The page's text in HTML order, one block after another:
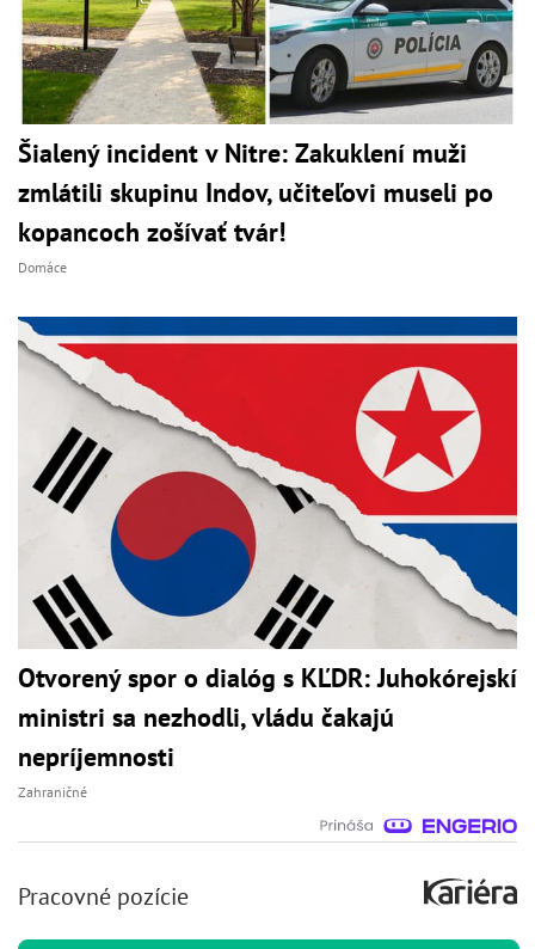
Šialený incident v Nitre: Zakuklení muži
zmlátili skupinu Indov, učiteľovi museli po
kopancoch zošívať tvár!
Domáce
Otvorený spor o dialóg s KĽDR: Juhokórejskí
ministri sa nezhodli, vládu čakajú
nepríjemnosti
Zahraničné
Pracovné pozície